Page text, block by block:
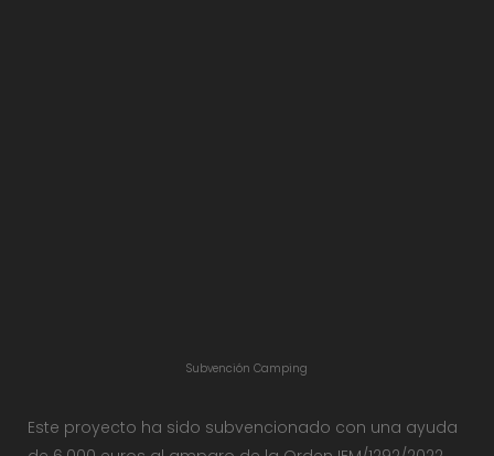
Subvención Camping
Este proyecto ha sido subvencionado con una ayuda